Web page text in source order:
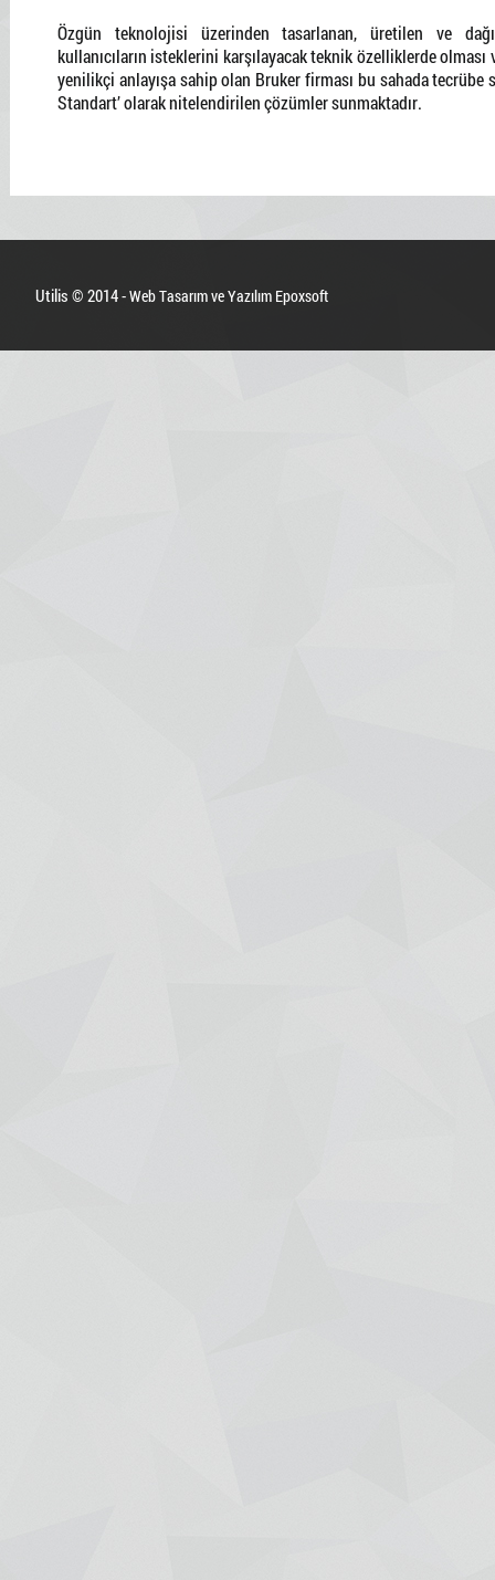
Özgün teknolojisi üzerinden tasarlanan, üretilen ve
kullanıcıların isteklerini karşılayacak teknik özelliklerde
yenilikçi anlayışa sahip olan Bruker firması bu sahada tecrübe
Standart’ olarak nitelendirilen çözümler sunmaktadır.
Utilis © 2014 -Web Tasarım ve Yazılım Epoxsoft